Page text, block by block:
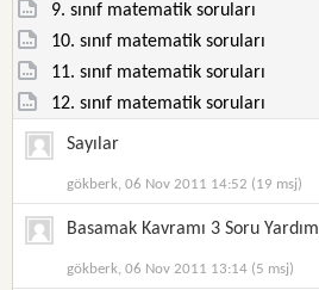
9. sınıf matematik soruları
10. sınıf matematik soruları
11. sınıf matematik soruları
12. sınıf matematik soruları
Sayılar
gökberk, 06 Nov 2011 14:52 (19 msj)
Basamak Kavramı 3 Soru Yardım
gökberk, 06 Nov 2011 13:14 (5 msj)